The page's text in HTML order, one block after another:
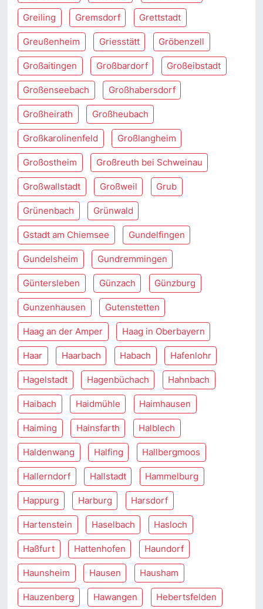
Greiling Gremsdorf Grettstadt
Greußenheim Griesstätt Gröbenzell
Großaitingen Großbardorf Großeibstadt
Großenseebach Großhabersdorf
Großheirath Großheubach
Großkarolinenfeld Großlangheim
Großostheim Großreuth bei Schweinau
Großwallstadt Großweil Grub
Grünenbach Grünwald
Gstadt am Chiemsee Gundelfingen
Gundelsheim Gundremmingen
Güntersleben Günzach Günzburg
Gunzenhausen Gutenstetten
Haag an der Amper Haag in Oberbayern
Haar Haarbach Habach Hafenlohr
Hagelstadt Hagenbüchach Hahnbach
Haibach Haidmühle Haimhausen
Haiming Hainsfarth Halblech
Haldenwang Halfing Hallbergmoos
Hallerndorf Hallstadt Hammelburg
Happurg Harburg Harsdorf
Hartenstein Haselbach Hasloch
Haßfurt Hattenhofen Haundorf
Haunsheim Hausen Hausham
Hauzenberg Hawangen Hebertsfelden